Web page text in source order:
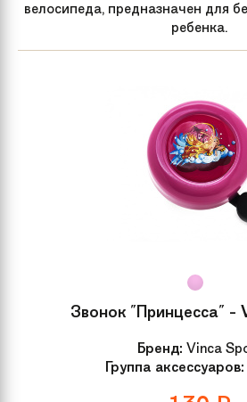
велосипеда, предназначен для
ребенка.
Звонок "Принцесса" -
Бренд: Vinca
Группа аксессуаров: